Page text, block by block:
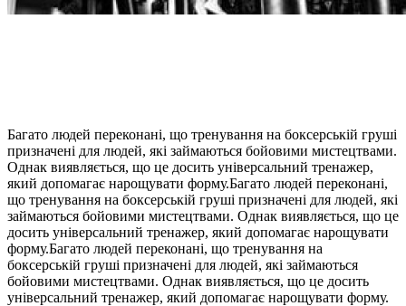
Багато людей переконані, що тренування на боксерській груші
призначені для людей, які займаються бойовими мистецтвами.
Однак виявляється, що це досить універсальний тренажер,
який допомагає нарощувати форму.Багато людей переконані,
що тренування на боксерській груші призначені для людей, які
займаються бойовими мистецтвами. Однак виявляється, що це
досить універсальний тренажер, який допомагає нарощувати
форму.Багато людей переконані, що тренування на
боксерській груші призначені для людей, які займаються
бойовими мистецтвами. Однак виявляється, що це досить
універсальний тренажер, який допомагає нарощувати форму.